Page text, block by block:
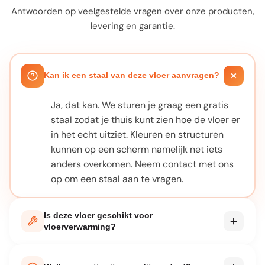
Antwoorden op veelgestelde vragen over onze producten,
levering en garantie.
Kan ik een staal van deze vloer aanvragen?
Ja, dat kan. We sturen je graag een gratis
staal zodat je thuis kunt zien hoe de vloer er
in het echt uitziet. Kleuren en structuren
kunnen op een scherm namelijk net iets
anders overkomen. Neem contact met ons
op om een staal aan te vragen.
Is deze vloer geschikt voor
vloerverwarming?